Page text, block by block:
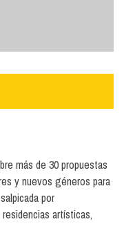
más de 30 propuestas
y nuevos géneros para
por
artísticas,